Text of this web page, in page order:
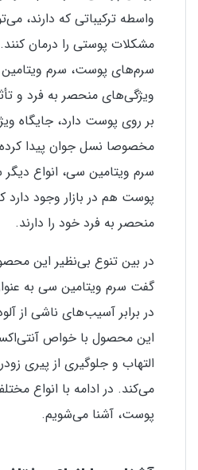
واسطه ترکیباتی که دارند،
مشکلات پوستی را درمان
سرم‌های پوست، سرم
ویژگی‌های منحصر به فرد و
بر روی پوست دارد، جایگاه
مخصوصا نسل جوان پیدا
سرم ویتامین سی، انواع
پوست هم در بازار وجود دارد
منحصر به فرد خود را دارند.
در بین تنوع بی‌نظیر این
گفت سرم ویتامین سی به
در برابر آسیب‌های ناشی از
این محصول با خواص
التهاب و جلوگیری از پیری
می‌کند. در ادامه با انواع
پوست، آشنا می‌شویم.